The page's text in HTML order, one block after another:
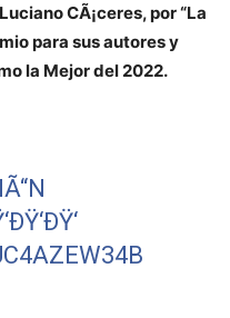
CÃ¡ceres, por “La
para sus autores y
la Mejor del 2022.